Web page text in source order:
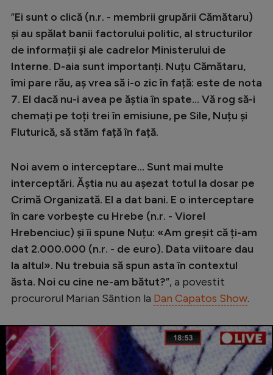
”Ei sunt o clică (n.r. - membrii grupării Cămătaru)
și au spălat banii factorului politic, al structurilor
de informații și ale cadrelor Ministerului de
Interne. D-aia sunt importanți. Nuțu Cămătaru,
îmi pare rău, aș vrea să i-o zic în față: este de nota
7. El dacă nu-i avea pe ăștia în spate... Vă rog să-i
chemați pe toți trei în emisiune, pe Sile, Nuțu și
Fluturică, să stăm față în față.
Noi avem o interceptare... Sunt mai multe
interceptări. Ăștia nu au așezat totul la dosar pe
Crimă Organizată. El a dat bani. E o interceptare
în care vorbește cu Hrebe (n.r. - Viorel
Hrebenciuc) și îi spune Nuțu: «Am greșit că ți-am
dat 2.000.000 (n.r. - de euro). Data viitoare dau
la altul». Nu trebuia să spun asta în contextul
ăsta. Noi cu cine ne-am bătut?”, a povestit
procurorul Marian Sântion la Dan Capatos Show.